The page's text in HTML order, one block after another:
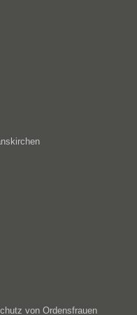
von Ordensfrauen